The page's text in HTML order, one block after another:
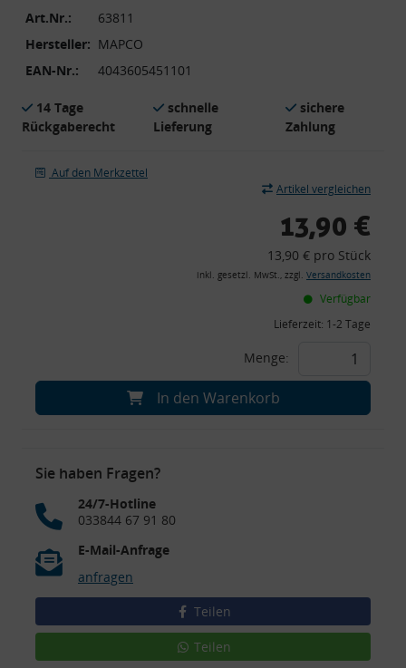
Art.Nr.:
63811
Hersteller: MAPCO
EAN-Nr.:
4043605451101
14 Tage
Rückgaberecht
schnelle
Lieferung
sichere
Zahlung
Auf den Merkzettel
Artikel vergleichen
13,90 €
13,90 € pro Stück
inkl. gesetzl. MwSt., zzgl. Versandkosten
Verfügbar
Lieferzeit: 1-2 Tage
Menge:
In den Warenkorb
Sie haben Fragen?
24/7-Hotline
033844 67 91 80
E-Mail-Anfrage
anfragen
Teilen
Teilen